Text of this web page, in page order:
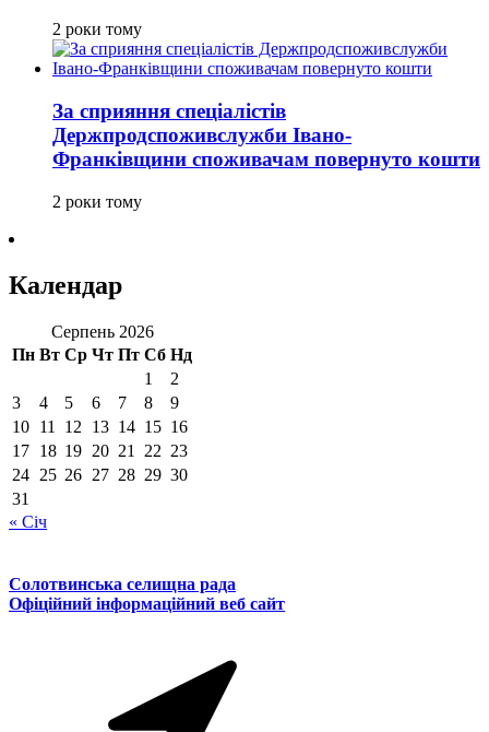
2 роки тому
За сприяння спеціалістів
Держпродспоживслужби Івано-
Франківщини споживачам повернуто кошти
2 роки тому
Календар
Серпень 2026
Пн Вт Ср Чт Пт Сб Нд
1
2
3
4 5 6 7 8
9
10 11 12 13 14 15 16
17 18 19 20 21 22 23
24 25 26 27 28 29 30
31
« Січ
Солотвинська селищна рада
Офіційний інформаційний веб сайт